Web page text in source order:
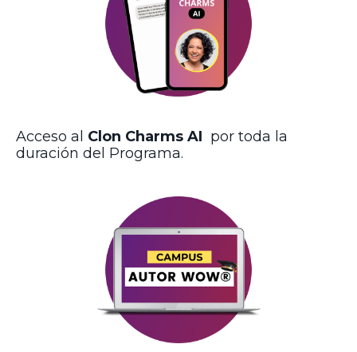
Acceso al Clon Charms AI por toda la
duración del Programa.